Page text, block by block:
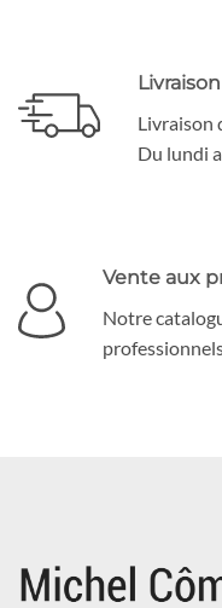
Livraison
Du lundi
Vente aux
Notre